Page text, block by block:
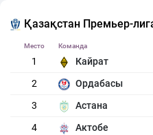
Қазақстан Премьер-
Место Команда
1 Кайрат
2
Ордабасы
3
Астана
4
Актобе